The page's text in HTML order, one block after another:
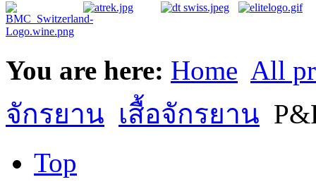
You are here: Home All
จักรยาน เสื้อจักรยาน
Top